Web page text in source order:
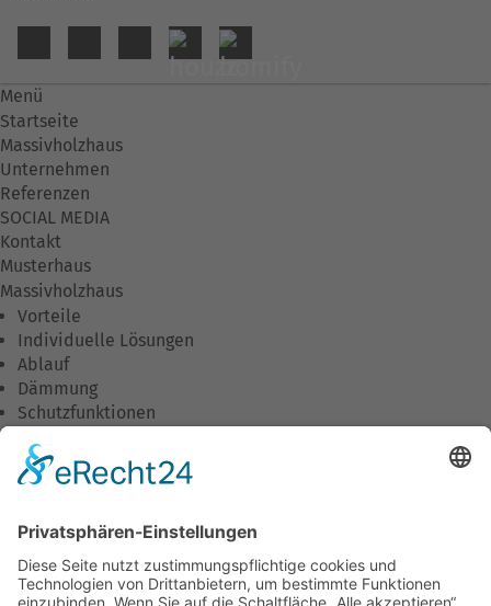
Menü
Startseite
Massivholzhaus
Unternehmen
Referenzen
SOCIAL MEDIA
Kontakt
Musterhaus
Massivholzhaus
Vorteile
Individuelle Lösungen
Ablauf
Dämmung
Schutzfunktionen
Umweltschutz
Wohnkomfort
Unsere Philosophie
Was wir tun